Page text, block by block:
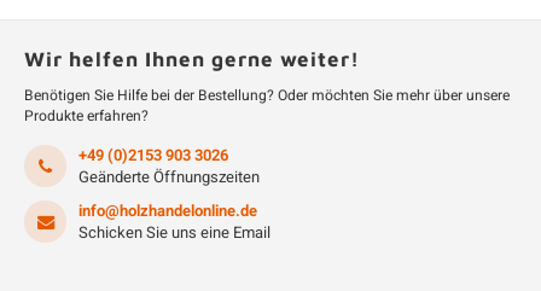
Wir helfen Ihnen gerne weiter!
Benötigen Sie Hilfe bei der Bestellung? Oder möchten Sie mehr über unsere
Produkte erfahren?
+49 (0)2153 903 3026
Geänderte Öffnungszeiten
info@holzhandelonline.de
Schicken Sie uns eine Email